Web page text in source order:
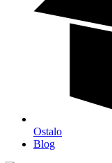
Ostalo
Blog